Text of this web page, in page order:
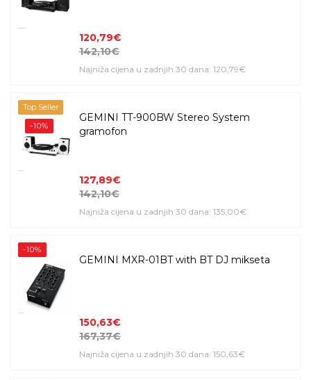
120,79€
142,10€
Najniža cijena u zadnjih 30 dana: 120,79€
Top Seller
-10%
GEMINI TT-900BW Stereo System
gramofon
127,89€
142,10€
Najniža cijena u zadnjih 30 dana: 135,00€
-10%
GEMINI MXR-01BT with BT DJ mikseta
150,63€
167,37€
Najniža cijena u zadnjih 30 dana: 150,63€